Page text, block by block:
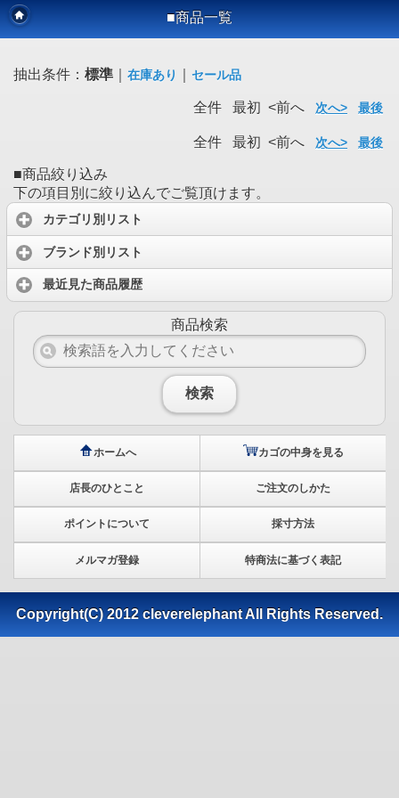
■商品一覧
抽出条件： 標準 在庫あり セール品
全件 最初 <前へ 次へ> 最後
全件 最初 <前へ 次へ> 最後
■商品絞り込み
下の項目別に絞り込んでご覧頂けます。
カテゴリ別リスト
ブランド別リスト
最近見た商品履歴
商品検索
検索
ホームへ カゴの中身を見る
店長のひとこと ご注文のしかた
ポイントについて 採寸方法
メルマガ登録 特商法に基づく表記
Copyright(C) 2012 cleverelephant All Rights Reserved.